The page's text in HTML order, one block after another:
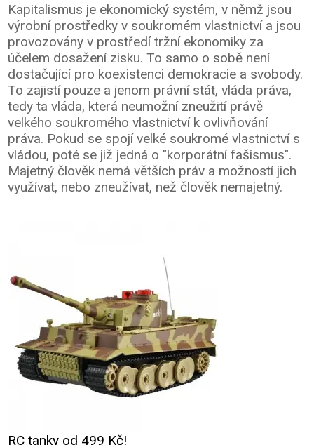
Kapitalismus je ekonomický systém, v němž jsou
výrobní prostředky v soukromém vlastnictví a jsou
provozovány v prostředí tržní ekonomiky za
účelem dosažení zisku. To samo o sobě není
dostačující pro koexistenci demokracie a svobody.
To zajistí pouze a jenom právní stát, vláda práva,
tedy ta vláda, která neumožní zneužití právě
velkého soukromého vlastnictví k ovlivňování
práva. Pokud se spojí velké soukromé vlastnictví s
vládou, poté se již jedná o "korporátní fašismus".
Majetný člověk nemá větších práv a možností jich
využívat, nebo zneužívat, než člověk nemajetný.
RC tanky od 499 Kč!